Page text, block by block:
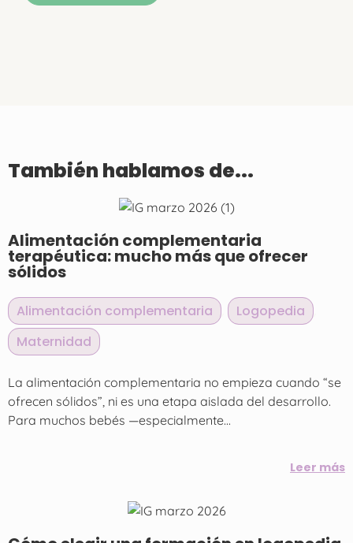
También hablamos de...
Alimentación complementaria
terapéutica: mucho más que ofrecer
sólidos
Alimentación complementaria Logopedia
Maternidad
La alimentación complementaria no empieza cuando “se
ofrecen sólidos”, ni es una etapa aislada del desarrollo.
Para muchos bebés —especialmente...
Leer más